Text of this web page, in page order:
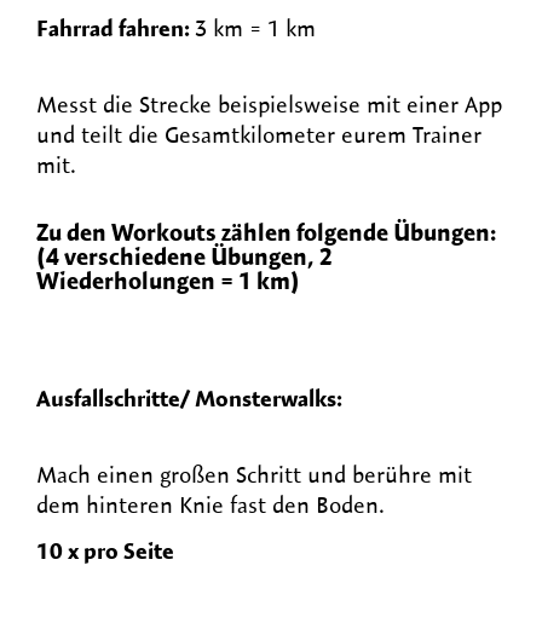
Fahrrad fahren:3 km = 1 km
Messt die Strecke beispielsweise mit einer App
und teilt die Gesamtkilometer eurem Trainer
mit.
Zu den Workouts zählen folgende Übungen:
(4 verschiedene Übungen, 2
Wiederholungen = 1 km)
Ausfallschritte/Monsterwalks:
Mach einen großen Schritt und berühre mit
dem hinteren Knie fast den Boden.
10 x pro Seite